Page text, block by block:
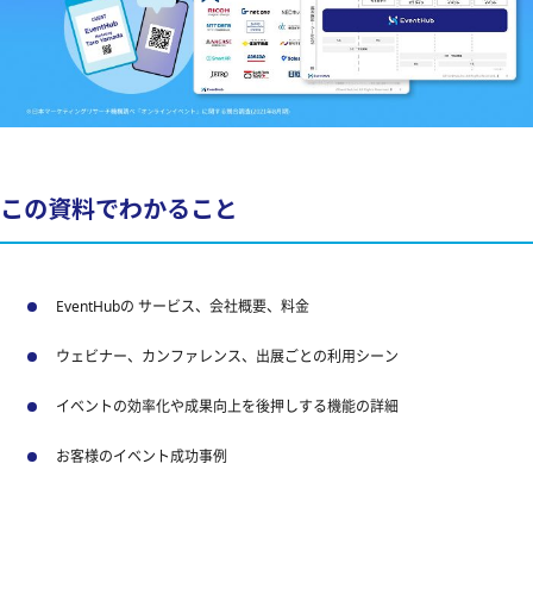
この資料でわかること
EventHubの サービス、会社概要、料金
ウェビナー、カンファレンス、出展ごとの利用シーン
イベントの効率化や成果向上を後押しする機能の詳細
お客様のイベント成功事例